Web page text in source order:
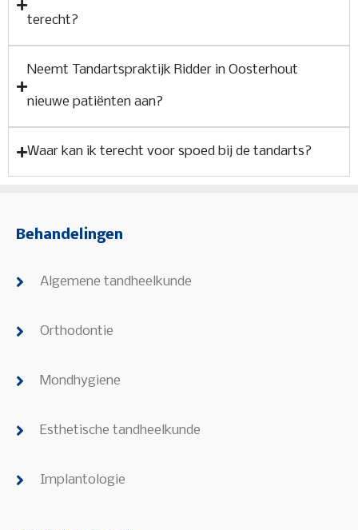
terecht?
Neemt Tandartspraktijk Ridder in Oosterhout
nieuwe patiënten aan?
Waar kan ik terecht voor spoed bij de tandarts?
Behandelingen
Algemene tandheelkunde
Orthodontie
Mondhygiene
Esthetische tandheelkunde
Implantologie